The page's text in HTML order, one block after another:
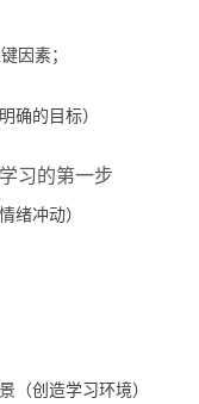
因素；
确的目标）
习的第一步
绪冲动）
（创造学习环境）